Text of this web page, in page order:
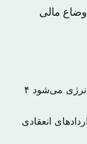
مالی
می‌شود ۴
انعقادی